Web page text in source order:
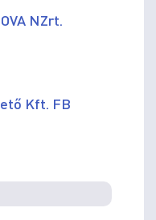
NZrt.
Kft. FB